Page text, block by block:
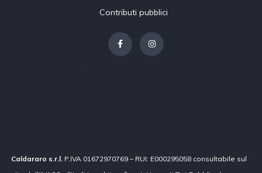
Contributi pubblici
Caldararo s.r.l. P.IVA 01672970769 – RUI: E000295058 consultabile sul